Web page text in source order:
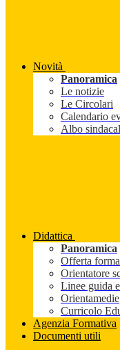
Novità
Panoramica
Le notizie
Le Circolari
Calendario
Albo
Didattica
Panoramica
Offerta
Orientatore
Linee guida
Orientamedie
Curricolo
Agenzia Formativa
Documenti utili